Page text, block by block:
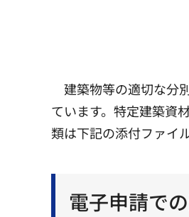
建築物等の適切な分
ています。特定建築資
類は下記の添付ファイ
電子申請で